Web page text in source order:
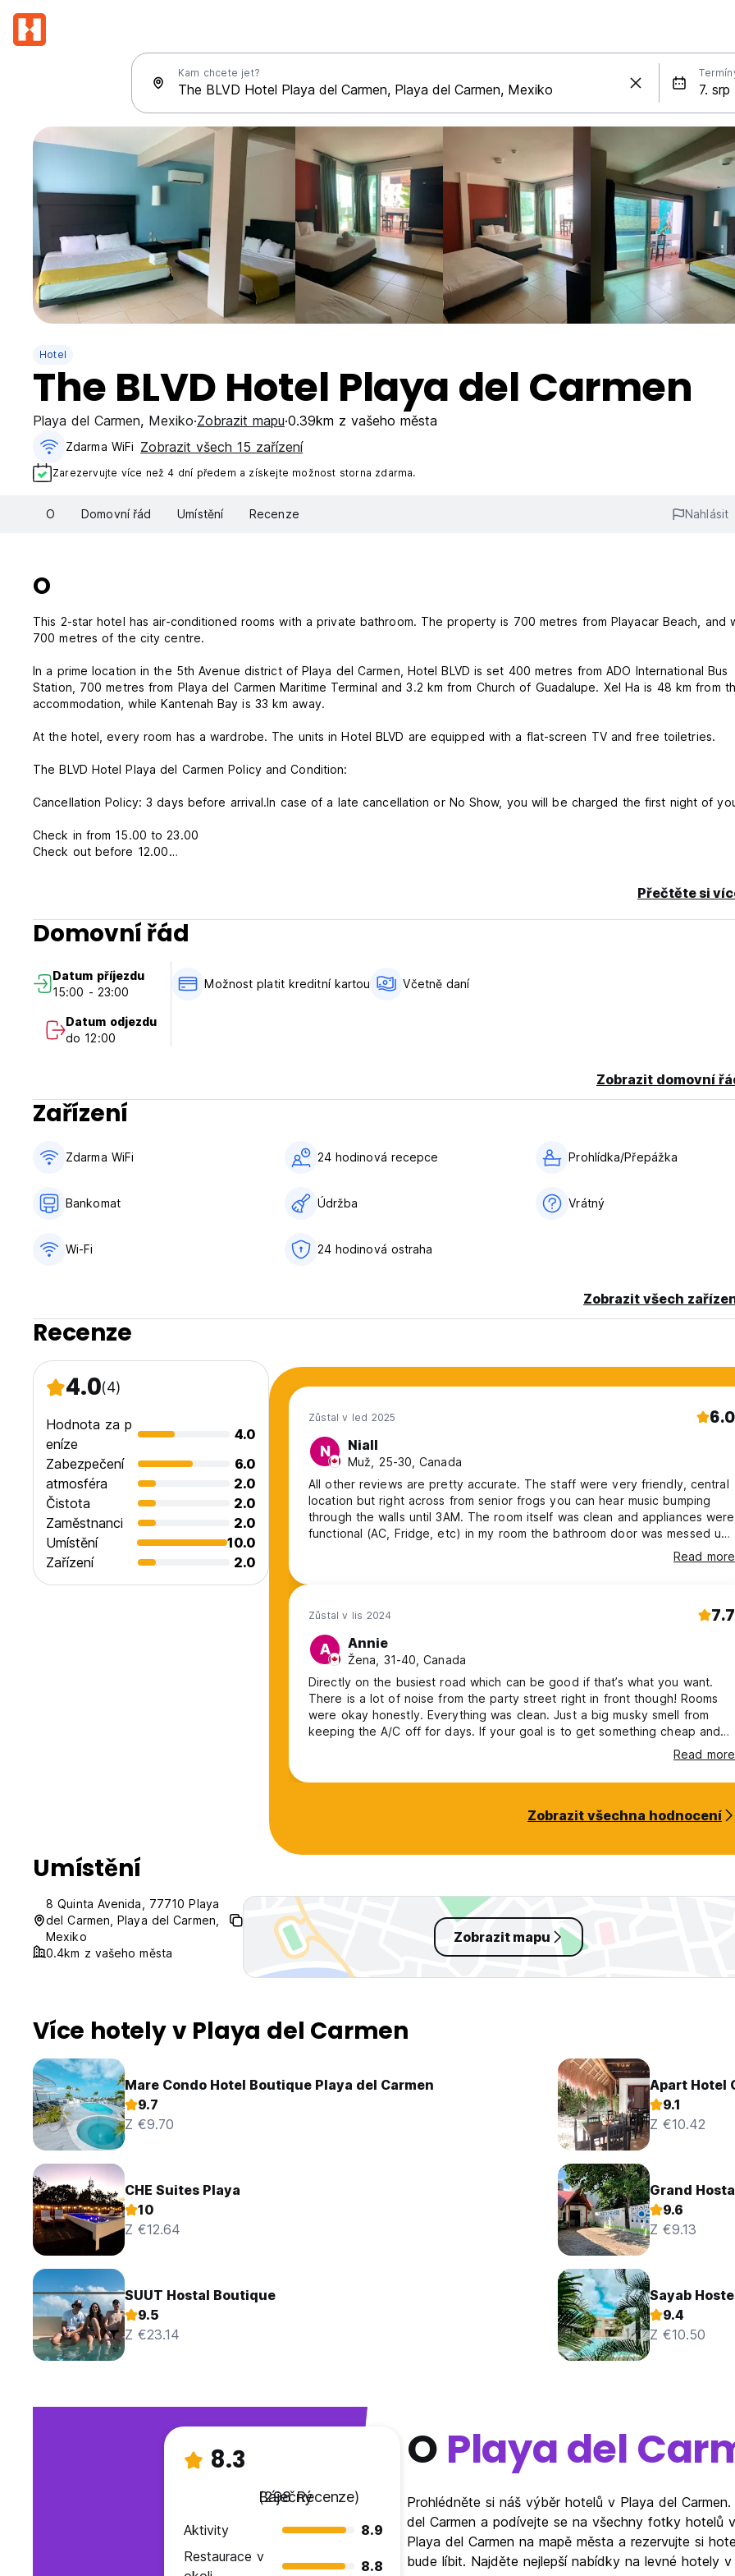
Kam chcete jet?
Hotel
The BLVD Hotel Playa del Carmen
Playa del Carmen, Mexiko Zobrazit mapu 0.39km z vašeho města
Zdarma WiFi Zobrazit všech 15 zařízení
Zarezervujte více než 4 dní předem a získejte možnost storna zdarma.
O Domovní řád Umístění Recenze Nahlásit
O
This 2-star hotel has air-conditioned rooms with a private bathroom. The property is 700 metres from Playacar Beach, and
700 metres of the city centre.
In a prime location in the 5th Avenue district of Playa del Carmen, Hotel BLVD is set 400 metres from ADO International Bus
Station, 700 metres from Playa del Carmen Maritime Terminal and 3.2 km from Church of Guadalupe. Xel Ha is 48 km from
accommodation, while Kantenah Bay is 33 km away.
At the hotel, every room has a wardrobe. The units in Hotel BLVD are equipped with a flat-screen TV and free toiletries.
The BLVD Hotel Playa del Carmen Policy and Condition:
Cancellation Policy: 3 days before arrival.In case of a late cancellation or No Show, you will be charged the first night of
Check in from 15.00 to 23.00
Check out before 12.00
Breakfast not included
No special conditions
Přečtěte si
Domovní řád
Datum příjezdu
15:00 - 23:00
Datum odjezdu
do 12:00
Možnost platit kreditní kartou Včetně daní
Zobrazit domovní
Zařízení
Zdarma WiFi 24 hodinová recepce Prohlídka/Přepážka
Bankomat Údržba Vrátný
Wi-Fi 24 hodinová ostraha
Zobrazit všech
Recenze
4.0(4)
Hodnota za p
eníze
4.0
Zabezpečení
6.0
atmosféra
2.0
Čistota
2.0
Zaměstnanci
2.0
Umístění
10.0
Zařízení
2.0
Zůstal v led 2025 6.0
N Niall
Muž, 25-30, Canada
All other reviews are pretty accurate. The staff were very friendly, central
location but right across from senior frogs you can hear music bumping
through the walls until 3AM. The room itself was clean and appliances were
functional (AC, Fridge, etc) in my room the bathroom door was messed up
and there was a horrible septic smell in the bathroom. But if you can get
past all that and bring headphones, it’s a cheap private room in an
Read more
Zůstal v lis 2024 7.7
A Annie
Žena, 31-40, Canada
Directly on the busiest road which can be good if that’s what you want.
There is a lot of noise from the party street right in front though! Rooms
were okay honestly. Everything was clean. Just a big musky smell from
keeping the A/C off for days. If your goal is to get something cheap and
convenient, then it’s a good place! Honestly I would rather pay a bit more
Read more
Zobrazit všechna hodnocení
Umístění
8 Quinta Avenida, 77710 Playa
del Carmen, Playa del Carmen,
Mexiko
0.4km z vašeho města
Zobrazit mapu
Více hotely v Playa del Carmen
Mare Condo Hotel Boutique Playa del Carmen
9.7
Z €9.70
Apart Hotel
9.1
Z €10.42
CHE Suites Playa
10
Z €12.64
Grand
9.6
Z €9.13
SUUT Hostal Boutique
9.5
Z €23.14
Sayab
9.4
Z €10.50
8.3
Báječný
(298 Recenze)
Aktivity
8.9
Restaurace v
8.8
O Playa del
Prohlédněte si náš výběr hotelů v Playa del
del Carmen a podívejte se na všechny fotky hotelů
Playa del Carmen na mapě města a rezervujte si
bude líbit. Najděte nejlepší nabídky na levné hotely